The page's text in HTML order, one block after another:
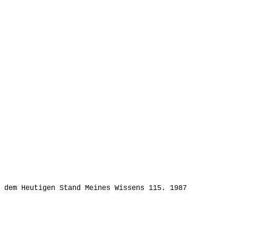
Heutigen Stand Meines Wissens 115. 1987